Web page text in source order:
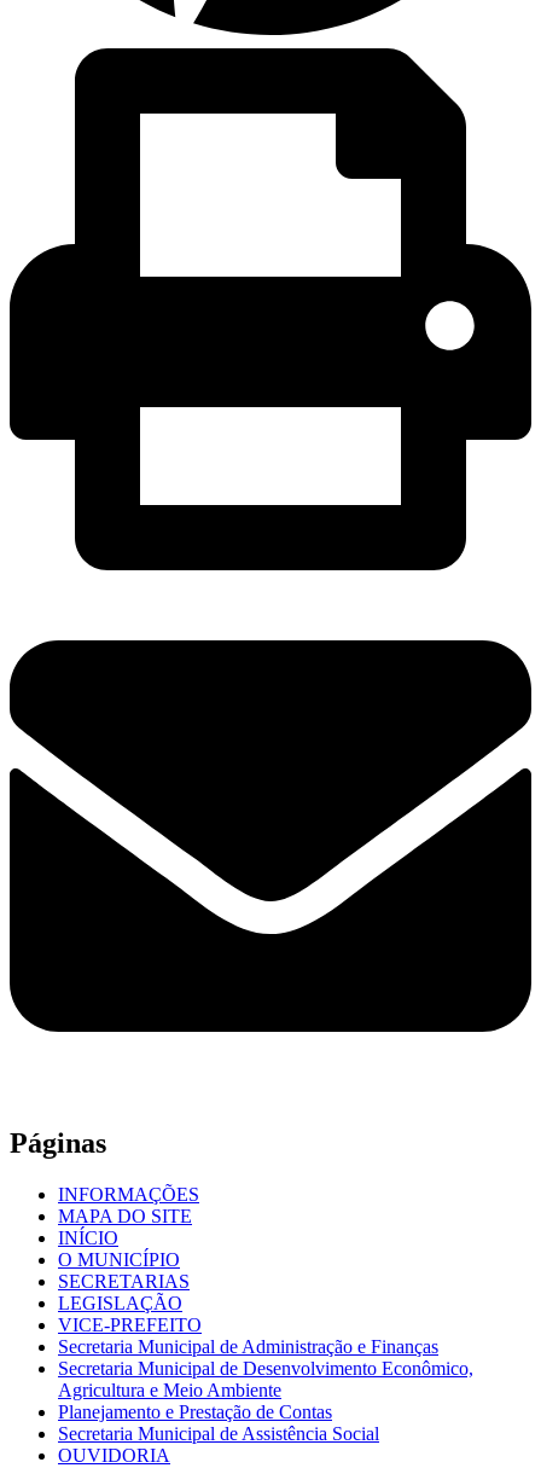
Páginas
INFORMAÇÕES
MAPA DO SITE
INÍCIO
O MUNICÍPIO
SECRETARIAS
LEGISLAÇÃO
VICE-PREFEITO
Secretaria Municipal de Administração e Finanças
Secretaria Municipal de Desenvolvimento Econômico,
Agricultura e Meio Ambiente
Planejamento e Prestação de Contas
Secretaria Municipal de Assistência Social
OUVIDORIA